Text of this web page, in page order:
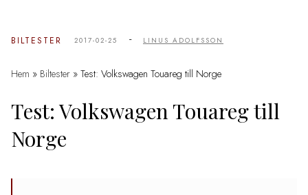
BILTESTER 2017-02-25 - LINUS ADOLFSSON
Hem » Biltester » Test: Volkswagen Touareg till Norge
Test: Volkswagen Touareg till
Norge